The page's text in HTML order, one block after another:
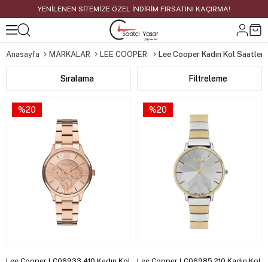
YENİLENEN SİTEMİZE ÖZEL İNDİRİM FIRSATINI KAÇIRMA!
Anasayfa MARKALAR LEE COOPER Lee Cooper Kadın Kol Saatleri
Filtreleme
Sıralama
%20 %20